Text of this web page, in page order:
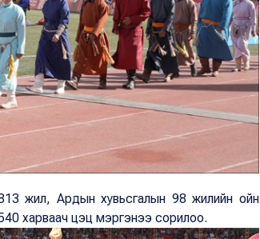
жил, Ардын хувьсгалын 98 жилийн ойн
харваач цэц мэргэнээ сорилоо.